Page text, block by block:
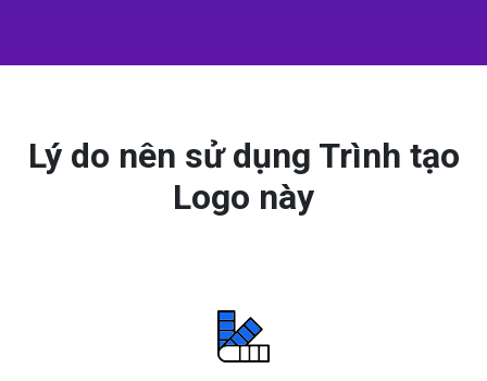
Lý do nên sử dụng Trình tạo
Logo này